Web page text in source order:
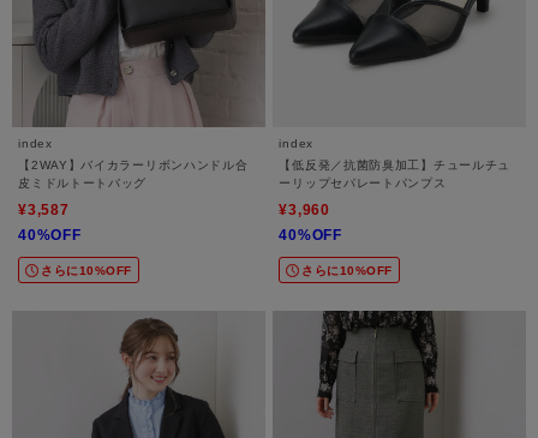
index
【2WAY】バイカラーリボンハンドル合
皮ミドルトートバッグ
¥3,587
40%OFF
さらに10%OFF
index
【低反発／抗菌防臭加工】チュールチュ
ーリップセパレートパンプス
¥3,960
40%OFF
さらに10%OFF